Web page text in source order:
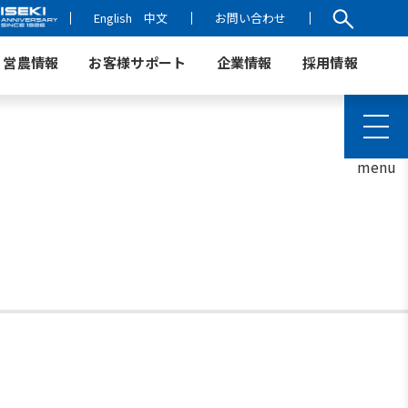
English 中文 お問い合わせ
営農情報 お客様サポート 企業情報 採用情報
menu